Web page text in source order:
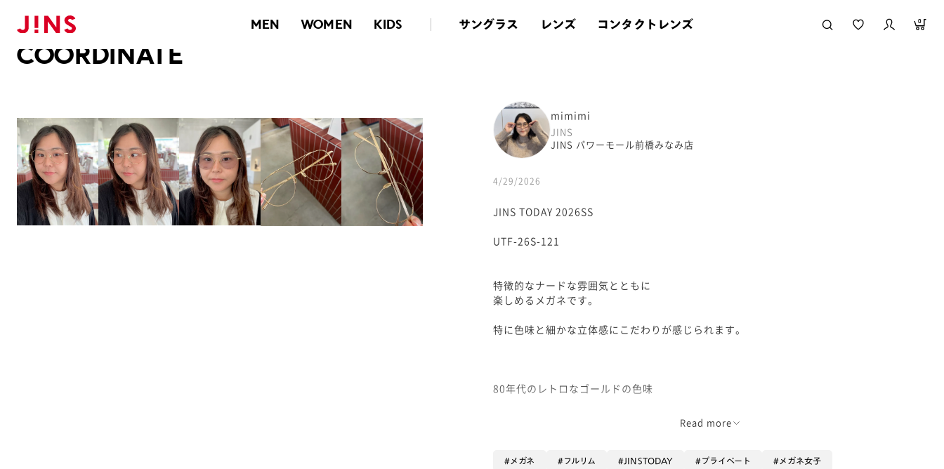
MEN WOMEN KIDS サングラス レンズ コンタクトレンズ 0
メガネのJINS TOP
COORDINATE
mimimi
JINS
JINS パワーモール前橋みなみ店
4/29/2026
JINS TODAY 2026SS
UTF-26S-121
特徴的なナードな雰囲気とともに
楽しめるメガネです。
特に色味と細かな立体感にこだわりが感じられます。
80年代のレトロなゴールドの色味
Read more
メガネ フルリム JINSTODAY プライベート メガネ女子